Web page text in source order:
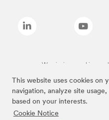
This website uses cookies on
navigation, analyze site
based on your interests.
Cookie Notice
Wymienione marki są